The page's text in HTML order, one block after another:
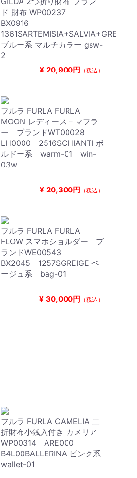
ド 財布 WP00237
BX0916
1361SARTEMISIA+SALVIA+GRE
ブルー系 マルチカラー gsw-
2
¥ 20,900円 （税込）
フルラ FURLA FURLA
MOON レディース－マフラ
ー ブランドWT00028
LH0000 2516SCHIANTI ボ
ルドー系 warm-01 win-
03w
¥ 20,300円 （税込）
フルラ FURLA FURLA
FLOW スマホショルダー ブ
ランドWE00543
BX2045 1257SGREIGE ベ
ージュ系 bag-01
¥ 30,000円 （税込）
フルラ FURLA CAMELIA 二
折財布小銭入付き カメリア
WP00314 ARE000
B4L00BALLERINA ピンク系
wallet-01